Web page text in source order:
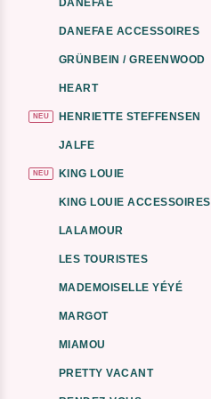
DANEFAE
DANEFAE ACCESSOIRES
GRÜNBEIN / GREENWOOD
HEART
NEU HENRIETTE STEFFENSEN
JALFE
NEU KING LOUIE
KING LOUIE ACCESSOIRES
LALAMOUR
LES TOURISTES
MADEMOISELLE YÉYÉ
MARGOT
MIAMOU
PRETTY VACANT